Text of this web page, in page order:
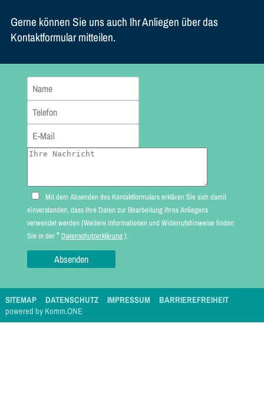
Gerne können Sie uns auch Ihr Anliegen über das
Kontaktformular mitteilen.
Mit dem Absenden des Kontaktformulars erklären Sie sich damit
einverstanden, dass Ihre Daten zur Bearbeitung Ihres Anliegens
verwendet werden (Weitere Informationen und Widerrufshinweise finden
Sie in der* Datenschutzerklärung).
SITEMAP DATENSCHUTZ IMPRESSUM
BARRIEREFREIHEIT
powered by Komm.ONE